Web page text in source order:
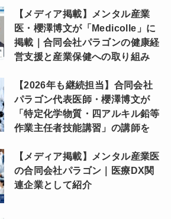
【メディア掲載】メンタル産業
医・櫻澤博文が「Medicolle」に
掲載｜合同会社パラゴンの健康経
営支援と産業保健への取り組み
【2026年も継続担当】合同会社
パラゴン代表医師・櫻澤博文が
「特定化学物質・四アルキル鉛等
作業主任者技能講習」の講師を
【メディア掲載】メンタル産業医
の合同会社パラゴン｜医療DX関
連企業として紹介